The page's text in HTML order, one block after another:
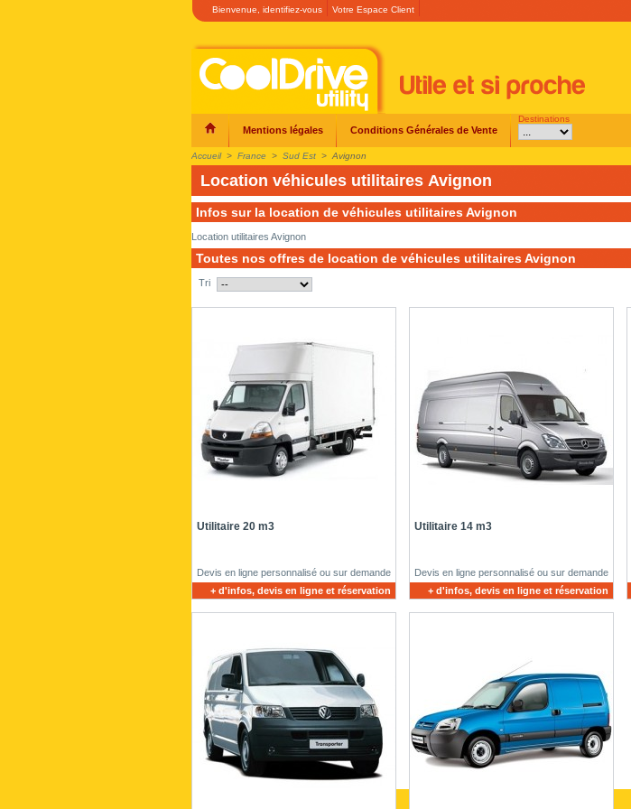
Bienvenue, identifiez-vous Votre Espace Client
Mentions légales Conditions Générales de Vente
Destinations
Accueil > France > Sud Est > Avignon
Location véhicules utilitaires Avignon
Infos sur la location de véhicules utilitaires Avignon
Location utilitaires Avignon
Toutes nos offres de location de véhicules utilitaires Avignon
Tri
Utilitaire 20 m3
Devis en ligne personnalisé ou sur demande
+ d'infos, devis en ligne et réservation
Utilitaire 14 m3
Devis en ligne personnalisé ou sur demande
+ d'infos, devis en ligne et réservation